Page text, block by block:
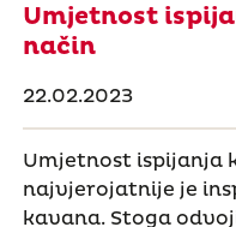
Umjetnost
način
22.02.2023
Umjetnost ispijanja
najvjerojatnije je
kavana. Stoga